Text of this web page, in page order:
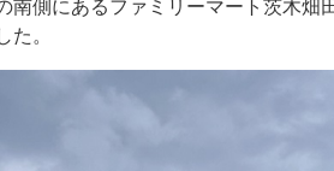
南側にあるファミリーマート茨木畑
た。